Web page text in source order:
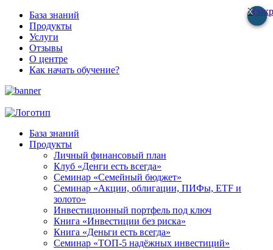
База знаний
Продукты
Услуги
Отзывы
О центре
Как начать обучение?
База знаний
Продукты
Личный финансовый план
Клуб «Денги есть всегда»
Семинар «Семейный бюджет»
Семинар «Акции, облигации, ПИФы, ETF и
золото»
Инвестиционный портфель под ключ
Книга «Инвестиции без риска»
Книга «Деньги есть всегда»
Семинар «ТОП-5 надёжных инвестиций»